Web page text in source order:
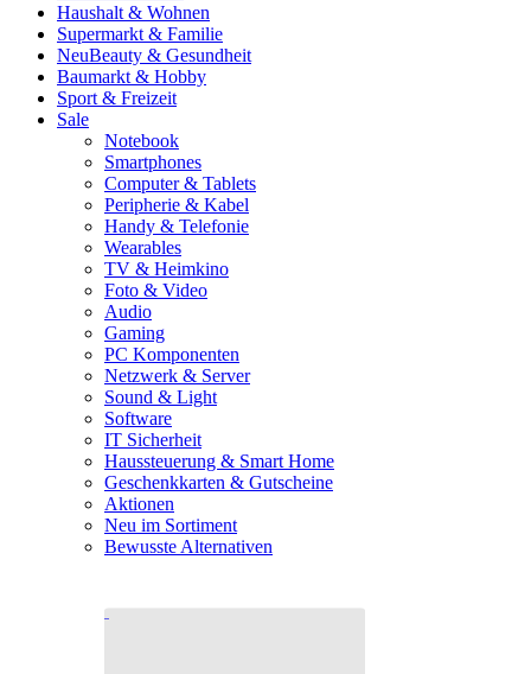
Haushalt & Wohnen
Supermarkt & Familie
NeuBeauty & Gesundheit
Baumarkt & Hobby
Sport & Freizeit
Sale
Notebook
Smartphones
Computer & Tablets
Peripherie & Kabel
Handy & Telefonie
Wearables
TV & Heimkino
Foto & Video
Audio
Gaming
PC Komponenten
Netzwerk & Server
Sound & Light
Software
IT Sicherheit
Haussteuerung & Smart Home
Geschenkkarten & Gutscheine
Aktionen
Neu im Sortiment
Bewusste Alternativen